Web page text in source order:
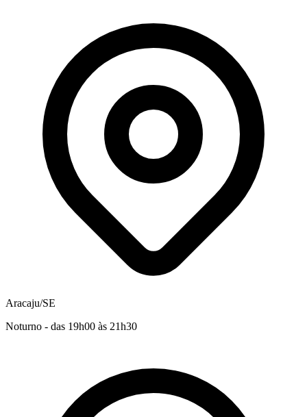
Aracaju/SE
Noturno - das 19h00 às 21h30